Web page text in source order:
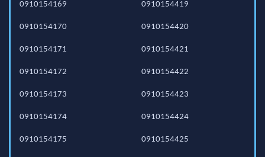
0910154169
0910154170
0910154171
0910154172
0910154173
0910154174
0910154175
0910154419
0910154420
0910154421
0910154422
0910154423
0910154424
0910154425